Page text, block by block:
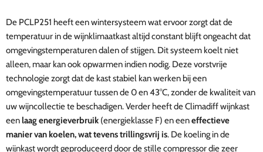
De PCLP251 heeft een wintersysteem wat ervoor zorgt dat de
temperatuur in de wijnklimaatkast altijd constant blijft ongeacht dat
omgevingstemperaturen dalen of stijgen. Dit systeem koelt niet
alleen, maar kan ook opwarmen indien nodig. Deze vorstvrije
technologie zorgt dat de kast stabiel kan werken bij een
omgevingstemperatuur tussen de 0 en 43°C, zonder de kwaliteit van
uw wijncollectie te beschadigen.Verder heeft de Climadiff wijnkast
een laag energieverbruik (energieklasse F) en eeneffectieve
manier van koelen, wat tevens trillingsvrij is. De koeling in de
wijnkast wordt geproduceerd door de stille compressor die zeer